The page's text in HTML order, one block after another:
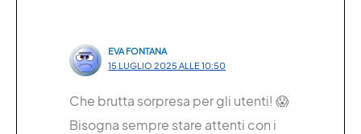
EVA FONTANA
15 LUGLIO 2025 ALLE 10:50
Che brutta sorpresa per gli utenti! 😱
Bisogna sempre stare attenti con i